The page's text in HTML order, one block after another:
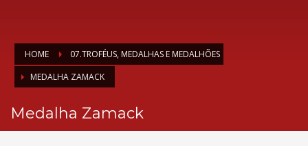
HOME
07.TROFÉUS, MEDALHAS E MEDALHÕES
MEDALHA ZAMACK
Medalha Zamack